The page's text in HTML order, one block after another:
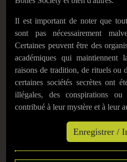
Il est important de noter que
sont pas nécessairement
Certaines peuvent être des
académiques qui maintiennent
raisons de tradition, de rituels ou
certaines sociétés secrètes ont
illégales, des conspirations
contribué à leur mystère et à leur